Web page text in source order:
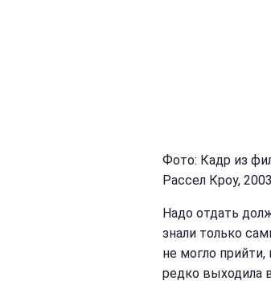
Фото: Кадр из
Рассел Кроу, 2003
Надо отдать
знали только
не могло прийти,
редко выходила